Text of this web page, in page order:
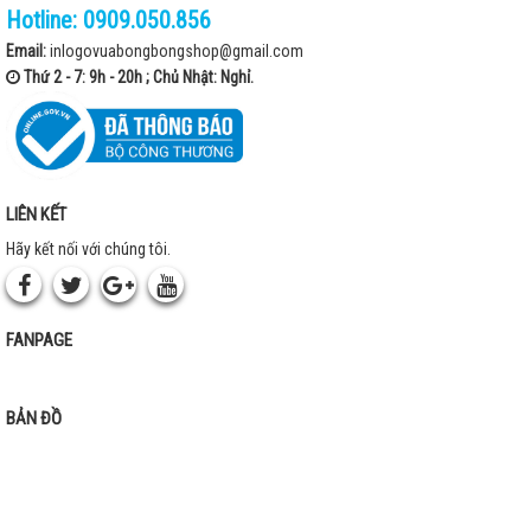
Hotline: 0909.050.856
Email:inlogovuabongbongshop@gmail.com
Thứ 2 - 7: 9h - 20h ; Chủ Nhật: Nghỉ.
LIÊN KẾT
Hãy kết nối với chúng tôi.
FANPAGE
BẢN ĐỒ